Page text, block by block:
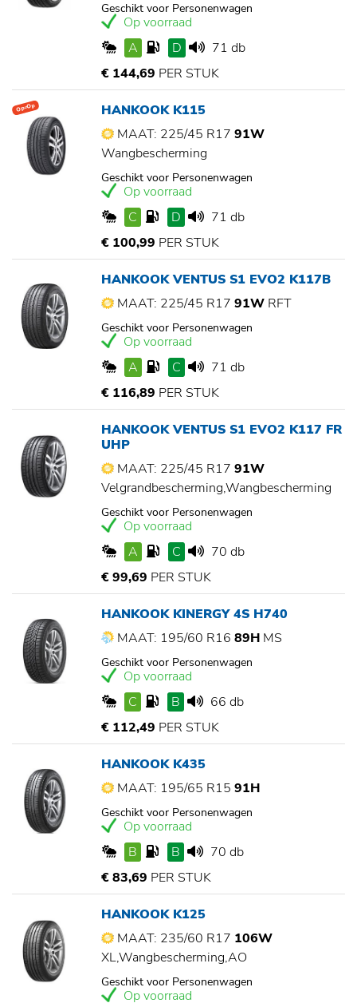
Geschikt voor Personenwagen
Op voorraad
A
D
71 db
€ 144,69 PER STUK
Op=Op
HANKOOK K115
MAAT: 225/45 R17 91W
Wangbescherming
Geschikt voor Personenwagen
Op voorraad
C
D
71 db
€ 100,99 PER STUK
HANKOOK VENTUS S1 EVO2 K117B
MAAT: 225/45 R17 91W RFT
Geschikt voor Personenwagen
Op voorraad
A
C
71 db
€ 116,89 PER STUK
HANKOOK VENTUS S1 EVO2 K117 FR
UHP
MAAT: 225/45 R17 91W
Velgrandbescherming,Wangbescherming
Geschikt voor Personenwagen
Op voorraad
A
C
70 db
€ 99,69 PER STUK
HANKOOK KINERGY 4S H740
MAAT: 195/60 R16 89H MS
Geschikt voor Personenwagen
Op voorraad
C
B
66 db
€ 112,49 PER STUK
HANKOOK K435
MAAT: 195/65 R15 91H
Geschikt voor Personenwagen
Op voorraad
B
B
70 db
€ 83,69 PER STUK
HANKOOK K125
MAAT: 235/60 R17 106W
XL,Wangbescherming,AO
Geschikt voor Personenwagen
Op voorraad